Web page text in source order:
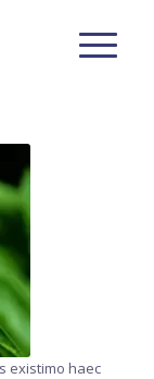
existimo haec